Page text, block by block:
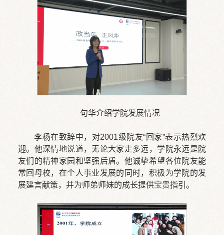
句华介绍学院发展情况
李杨在致辞中，对2001级院友“回家”表示热烈欢
迎。他深情地说道，无论大家走多远，学院永远是院
友们的精神家园和坚强后盾。他诚挚希望各位院友能
常回母校，在个人事业发展的同时，积极为学院的发
展建言献策，并为师弟师妹的成长提供宝贵指引。